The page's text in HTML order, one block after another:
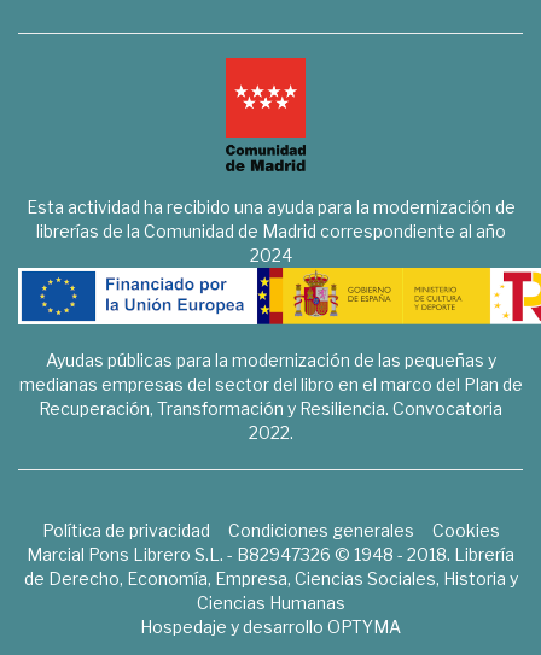
Esta actividad ha recibido una ayuda para la modernización de
librerías de la Comunidad de Madrid correspondiente al año
2024
Ayudas públicas para la modernización de las pequeñas y
medianas empresas del sector del libro en el marco del Plan de
Recuperación, Transformación y Resiliencia. Convocatoria
2022.
Política de privacidad Condiciones generales
Cookies
Marcial Pons Librero S.L. - B82947326 © 1948 - 2018. Librería
de Derecho, Economía, Empresa, Ciencias Sociales, Historia y
Ciencias Humanas
Hospedaje y desarrollo OPTYMA